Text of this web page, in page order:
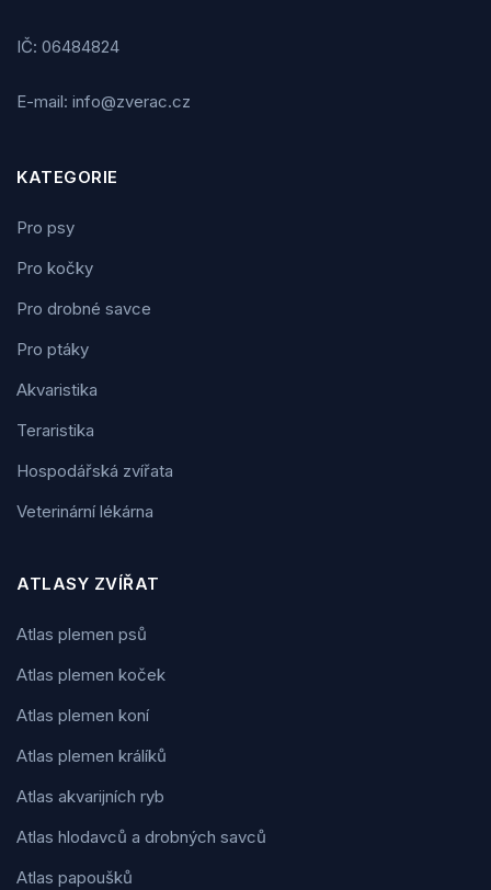
IČ: 06484824
E-mail: info@zverac.cz
KATEGORIE
Pro psy
Pro kočky
Pro drobné savce
Pro ptáky
Akvaristika
Teraristika
Hospodářská zvířata
Veterinární lékárna
ATLASY ZVÍŘAT
Atlas plemen psů
Atlas plemen koček
Atlas plemen koní
Atlas plemen králíků
Atlas akvarijních ryb
Atlas hlodavců a drobných savců
Atlas papoušků